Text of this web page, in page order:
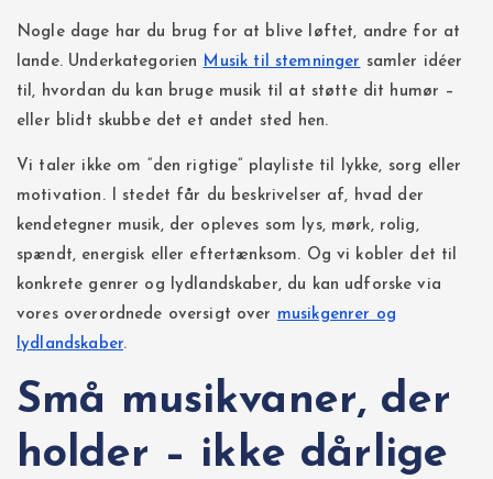
Nogle dage har du brug for at blive løftet, andre for at
lande. Underkategorien Musik til stemninger samler idéer
til, hvordan du kan bruge musik til at støtte dit humør –
eller blidt skubbe det et andet sted hen.
Vi taler ikke om “den rigtige” playliste til lykke, sorg eller
motivation. I stedet får du beskrivelser af, hvad der
kendetegner musik, der opleves som lys, mørk, rolig,
spændt, energisk eller eftertænksom. Og vi kobler det til
konkrete genrer og lydlandskaber, du kan udforske via
vores overordnede oversigt over musikgenrer og
lydlandskaber.
Små musikvaner, der
holder – ikke dårlige